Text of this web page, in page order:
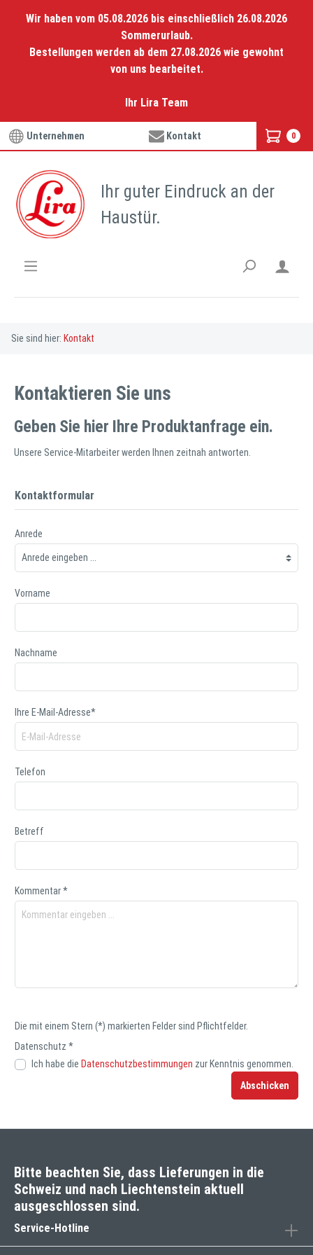
Wir haben vom 05.08.2026 bis einschließlich 26.08.2026
Sommerurlaub.
Bestellungen werden ab dem 27.08.2026 wie gewohnt
von uns bearbeitet.
Ihr Lira Team
Unternehmen Kontakt 0
Ihr guter Eindruck an der
Haustür.
Sie sind hier: Kontakt
Kontaktieren Sie uns
Geben Sie hier Ihre Produktanfrage ein.
Unsere Service-Mitarbeiter werden Ihnen zeitnah antworten.
Kontaktformular
Anrede
Vorname
Nachname
Ihre E-Mail-Adresse*
Telefon
Betreff
Kommentar *
Die mit einem Stern (*) markierten Felder sind Pflichtfelder.
Datenschutz *
Ich habe die Datenschutzbestimmungen zur Kenntnis genommen.
Abschicken
Bitte beachten Sie, dass Lieferungen in die
Schweiz und nach Liechtenstein aktuell
ausgeschlossen sind.
Service-Hotline